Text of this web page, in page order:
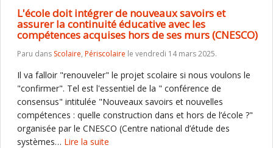
L'école doit intégrer de nouveaux savoirs et
assurer la continuité éducative avec les
compétences acquises hors de ses murs (CNESCO)
Paru dans Scolaire, Périscolaire le vendredi 14 mars 2025.
Il va falloir "renouveler" le projet scolaire si nous voulons le
"confirmer". Tel est l'essentiel de la " conférence de
consensus" intitulée "Nouveaux savoirs et nouvelles
compétences : quelle construction dans et hors de l’école ?"
organisée par le CNESCO (Centre national d’étude des
systèmes… Lire la suite